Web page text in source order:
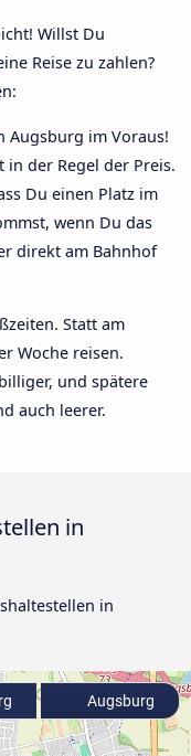
Willst Du
Reise zu zahlen?
Augsburg im Voraus!
der Regel der Preis.
Du einen Platz im
wenn Du das
direkt am Bahnhof
Statt am
Woche reisen.
und spätere
auch leerer.
in
in
Augsburg